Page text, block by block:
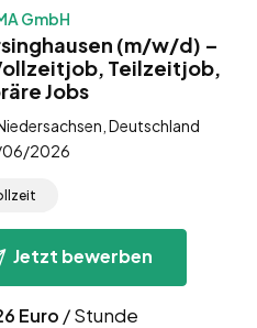
GmbH
(m/w/d) –
Teilzeitjob,
Jobs
Deutschland
2026
Jetzt bewerben
Euro / Stunde